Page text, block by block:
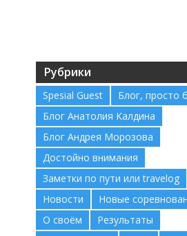
Рубрики
Spesial Guest
Блог, просто
Блог Анатолия Калдина
Блог Андрея Морозова
Достойно внимания
Заметки по пути или travelog
Новости
Новые
О своём
Результаты